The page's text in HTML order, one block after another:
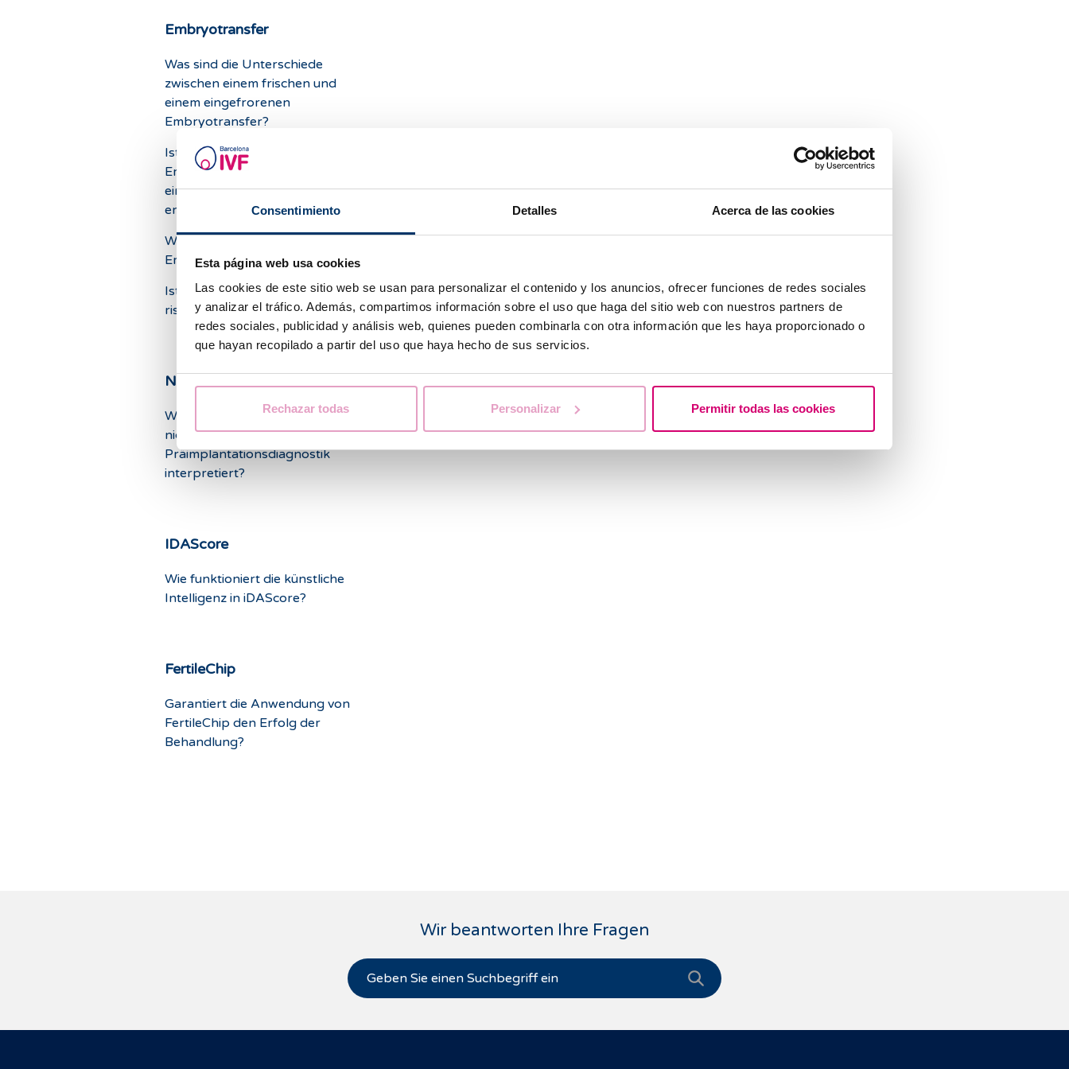
Consentimiento Detalles Acerca de las cookies
Esta página web usa cookies
Las cookies de este sitio web se usan para personalizar el contenido y los anuncios, ofrecer funciones de redes sociales
y analizar el tráfico. Además, compartimos información sobre el uso que haga del sitio web con nuestros partners de
redes sociales, publicidad y análisis web, quienes pueden combinarla con otra información que les haya proporcionado o
que hayan recopilado a partir del uso que haya hecho de sus servicios.
Rechazar todas Personalizar Permitir todas las cookies
Embryotransfer
Was sind die Unterschiede
zwischen einem frischen und
einem eingefrorenen
Embryotransfer?
Ist es besser, 1 oder 2
Embryonen zu übertragen, um
eine Schwangerschaft zu
erreichen?
Wie leben eingefrorene
Embryonen?
Ist das Einfrieren von Embryonen
riskant?
NIPT
Wie werden die Ergebnisse der
nicht-invasiven
Präimplantationsdiagnostik
interpretiert?
IDAScore
Wie funktioniert die künstliche
Intelligenz in iDAScore?
FertileChip
Garantiert die Anwendung von
FertileChip den Erfolg der
Behandlung?
Wir beantworten Ihre Fragen